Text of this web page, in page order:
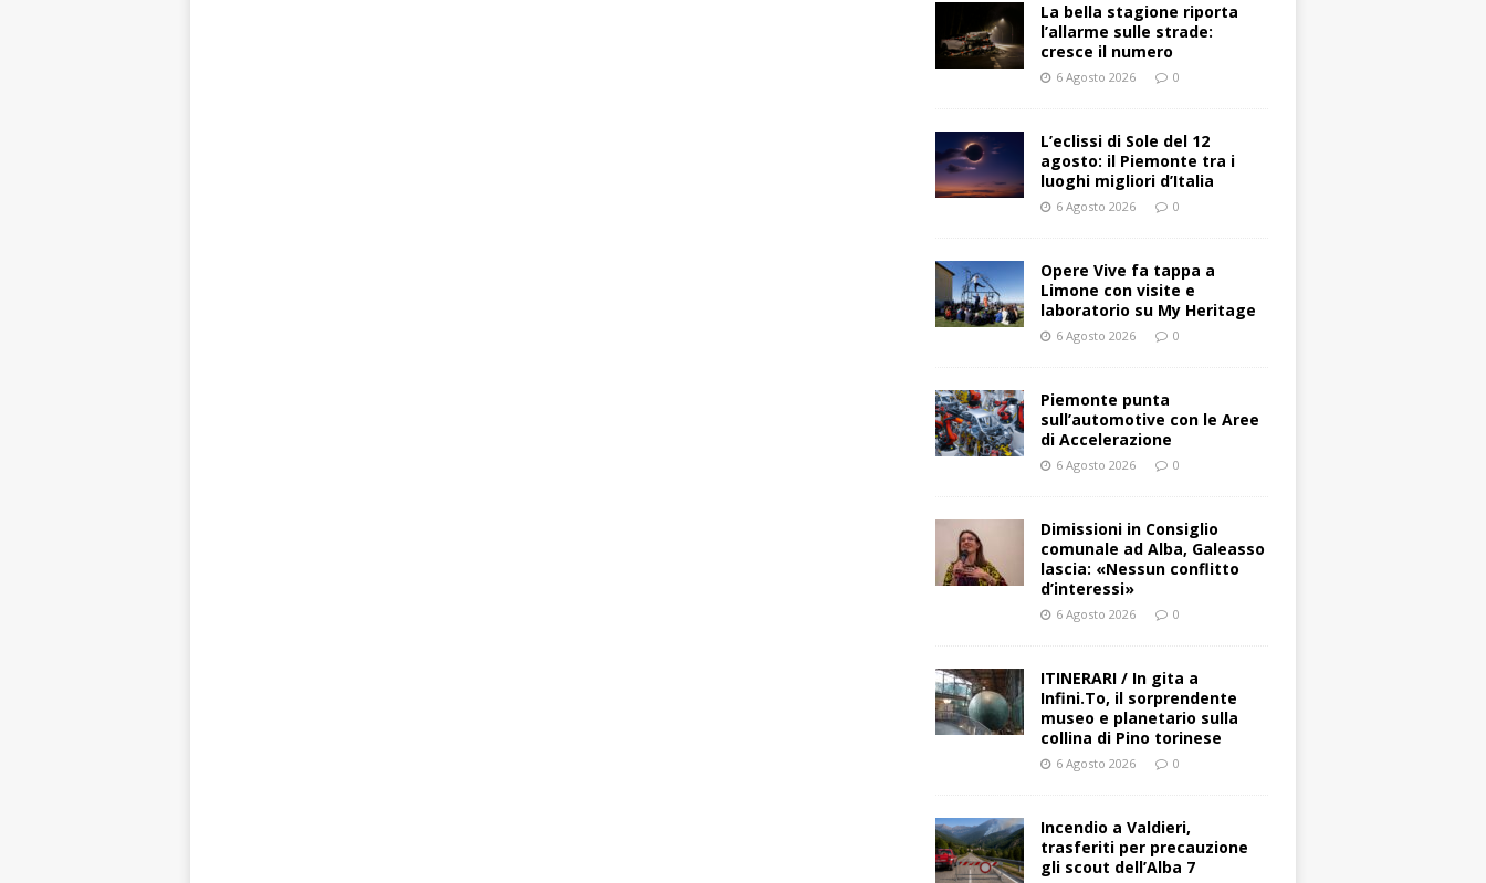
La bella stagione riporta
l’allarme sulle strade:
cresce il numero
6 Agosto 2026 0
L’eclissi di Sole del 12
agosto: il Piemonte tra i
luoghi migliori d’Italia
6 Agosto 2026 0
Opere Vive fa tappa a
Limone con visite e
laboratorio su My Heritage
6 Agosto 2026 0
Piemonte punta
sull’automotive con le Aree
di Accelerazione
6 Agosto 2026 0
Dimissioni in Consiglio
comunale ad Alba, Galeasso
lascia: «Nessun conflitto
d’interessi»
6 Agosto 2026 0
ITINERARI / In gita a
Infini.To, il sorprendente
museo e planetario sulla
collina di Pino torinese
6 Agosto 2026 0
Incendio a Valdieri,
trasferiti per precauzione
gli scout dell’Alba 7